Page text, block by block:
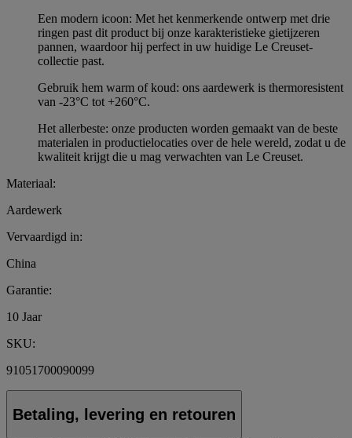
Een modern icoon: Met het kenmerkende ontwerp met drie
ringen past dit product bij onze karakteristieke gietijzeren
pannen, waardoor hij perfect in uw huidige Le Creuset-
collectie past.
Gebruik hem warm of koud: ons aardewerk is thermoresistent
van -23°C tot +260°C.
Het allerbeste: onze producten worden gemaakt van de beste
materialen in productielocaties over de hele wereld, zodat u de
kwaliteit krijgt die u mag verwachten van Le Creuset.
Materiaal:
Aardewerk
Vervaardigd in:
China
Garantie:
10 Jaar
SKU:
91051700090099
Betaling, levering en retouren